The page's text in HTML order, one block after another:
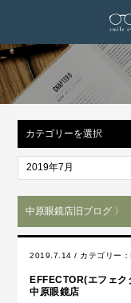
カテゴリーを選択
2019年7月
中原眼鏡店旧ブログ 〉
2019.7.14 / カテゴリー：
EFFECTOR(エフェ
中原眼鏡店